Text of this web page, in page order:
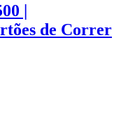
|
de Correr